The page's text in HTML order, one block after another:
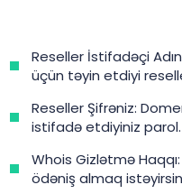
Reseller İstifadəçi
üçün təyin etdiyi
Reseller Şifrəniz:
istifadə etdiyiniz parol.
Whois Gizlətmə
ödəniş almaq